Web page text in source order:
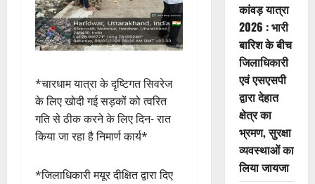
*चारधाम यात्रा के दृष्टिगत सिवरेज
के लिए खोदी गई सड़कों को त्वरित
गति से ठीक करने के लिए दिन- रात
किया जा रहा है निमार्ण कार्य*
*जिलाधिकारी मयूर दीक्षित द्वारा दिए
कांवड़ यात्रा
2026 : भारी
बारिश के बीच
जिलाधिकारी
एवं एसएसपी
द्वारा देहात
क्षेत्र का
भ्रमण, सुरक्षा
व्यवस्थाओं का
लिया जायजा